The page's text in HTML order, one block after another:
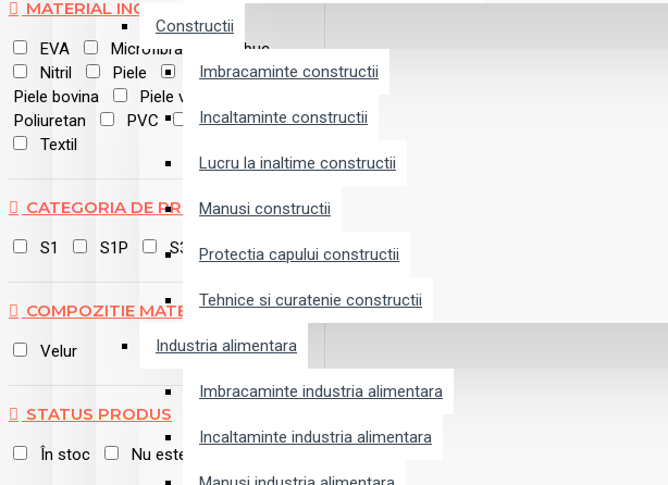
Constructii
Imbracaminte constructii
Incaltaminte constructii
Lucru la inaltime constructii
Manusi constructii
Protectia capului constructii
Tehnice si curatenie constructii
Industria alimentara
Imbracaminte industria alimentara
Incaltaminte industria alimentara
MATERIAL INCALTAMINTE
EVA Microfibra
Nabuc
Nitril
Piele
Piele bivol
Piele bovina
Piele velur
Poliuretan
PVC
Softshell
Textil
CATEGORIA DE PROTECȚIE
S1 S1P S3
COMPOZITIE MATERIAL
Velur
STATUS PRODUS
În stoc Nu este pe stoc